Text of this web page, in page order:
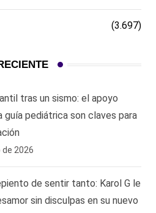
(3.697)
tras un sismo: el apoyo
guía pediátrica son claves para
2026
de sentir tanto: Karol G le
sin disculpas en su nuevo